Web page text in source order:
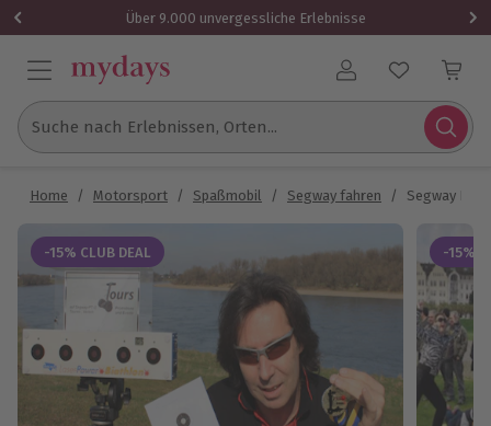
Über 9.000 unvergessliche Erlebnisse
Benutzerkonto
Suche nach Erlebnissen, Orten...
Home / Motorsport / Spaßmobil / Segway fahren / Segway
-15% CLUB DEAL -15%